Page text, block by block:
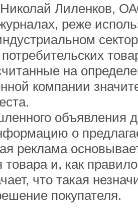
Николай Лиленков,
реже
на
компании
объявления
о
реклама
товара и, как
что такая
покупателя.